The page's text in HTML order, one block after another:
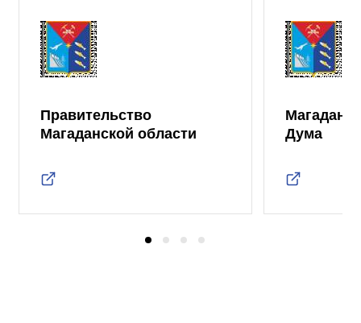
Правительство
Магаданской области
Дума